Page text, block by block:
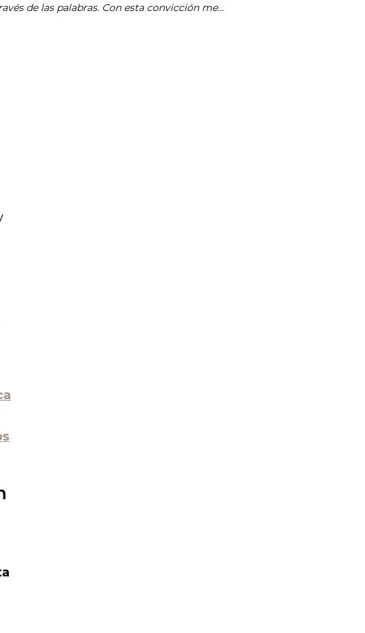
de las palabras. Con esta convicción me
encuentro mi sitio en el mundo: COOL. ¿Mi ley